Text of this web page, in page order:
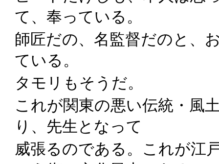
て、奉っている。
師匠だの、名監督だのと、
ている。
タモリもそうだ。
これが関東の悪い伝統・風
り、先生となって
威張るのである。これが江